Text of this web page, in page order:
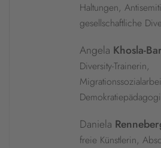
Haltungen,
gesellschaftliche
Angela Khosla-
Diversity-Trainerin,
Daniela
freie Künstlerin,